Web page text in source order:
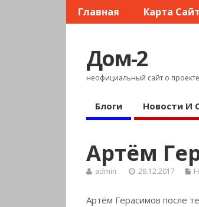
Главная Карта
Дом-2
неофициальный сайт о
Блоги Новости И
Артём
admin 28.12.2017
Артём Герасимов после